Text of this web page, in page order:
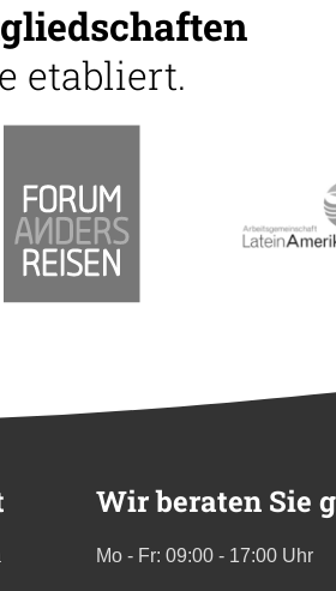
etabliert.
Wir beraten Sie
Mo - Fr: 09:00 - 17:00 Uhr